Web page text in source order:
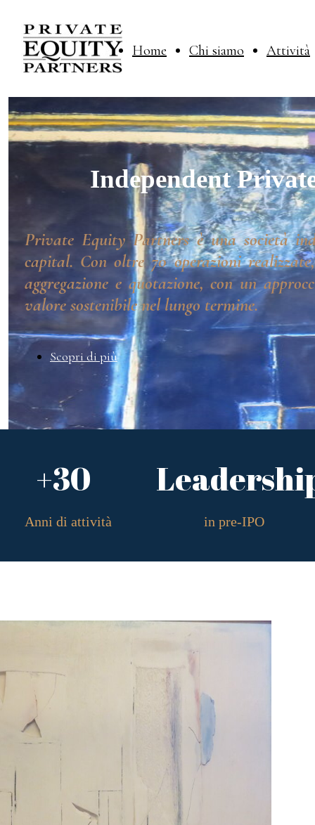
Home Chi siamo Attività
Independent
Private Equity Partners è una società
capital. Con oltre 70 operazioni
aggregazione e quotazione, con un
valore sostenibile nel lungo termine.
Scopri di più
+30
in pre-IPO
Anni di attività